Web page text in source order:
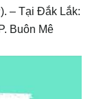
– Tại Đắk Lắk:
Buôn Mê